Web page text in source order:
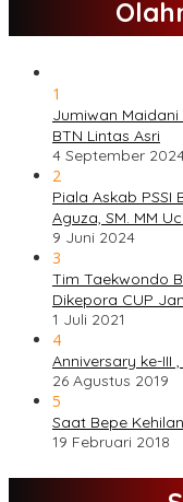
1
Jumiwan
BTN Lintas Asri
4 September
2
Piala Askab PSSI
Aguza, SM. MM
9 Juni 2024
3
Tim Taekwondo
Dikepora CUP
1 Juli 2021
4
Anniversary ke-III
26 Agustus 2019
5
Saat Bepe
19 Februari 2018